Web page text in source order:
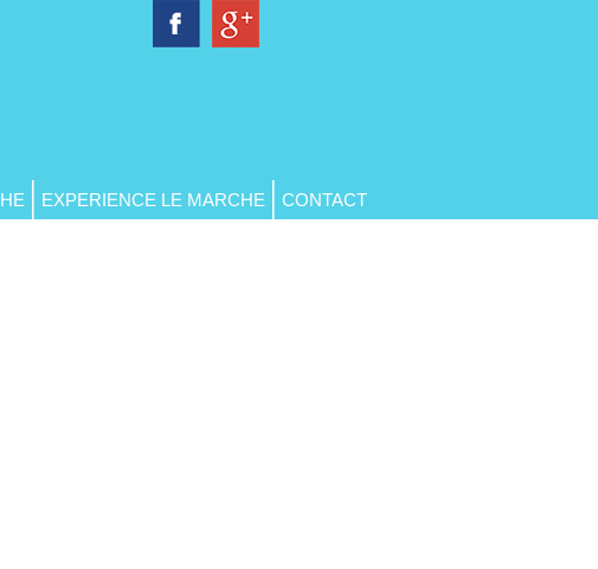
EXPERIENCE LE MARCHE CONTACT